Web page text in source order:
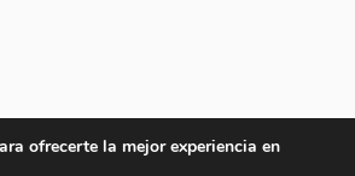
ofrecerte la mejor experiencia en